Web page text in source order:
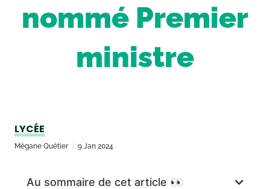
nommé Premier
ministre
LYCÉE
Mégane Quétier 9 Jan 2024
Au sommaire de cet article 👀